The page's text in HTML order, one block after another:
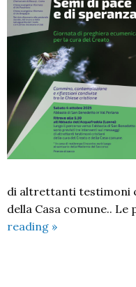
di altrettanti testimoni
della Casa comune.. Le
reading Semi
»